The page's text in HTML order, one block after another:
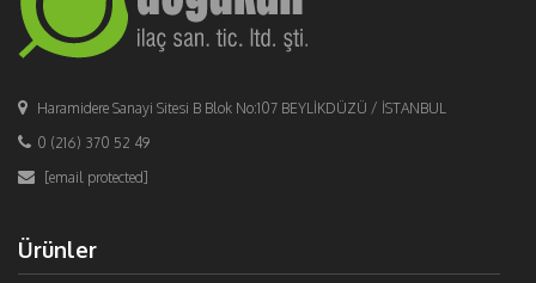
Haramidere Sanayi Sitesi B Blok No:107 BEYLİKDÜZÜ / İSTANBUL
0 (216) 370 52 49
[email protected]
Ürünler